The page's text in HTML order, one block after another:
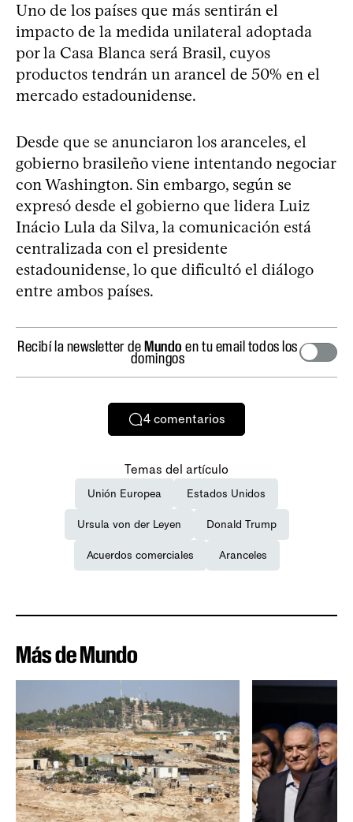
Uno de los países que más sentirán el
impacto de la medida unilateral adoptada
por la Casa Blanca será Brasil, cuyos
productos tendrán un arancel de 50% en el
mercado estadounidense.
Desde que se anunciaron los aranceles, el
gobierno brasileño viene intentando negociar
con Washington. Sin embargo, según se
expresó desde el gobierno que lidera Luiz
Inácio Lula da Silva, la comunicación está
centralizada con el presidente
estadounidense, lo que dificultó el diálogo
entre ambos países.
Recibí la newsletter deMundo en tu email todos los
domingos
4 comentarios
Temas del artículo
Unión Europea Estados Unidos
Ursula von der Leyen Donald Trump
Acuerdos comerciales Aranceles
Más de Mundo